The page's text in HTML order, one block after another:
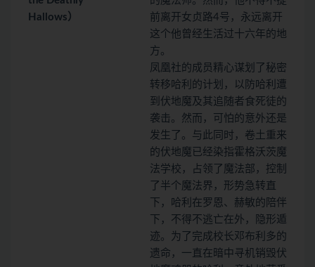
Hallows）
前离开女贞路4号，永远离开
这个他曾经生活过十六年的地
方。
凤凰社的成员精心谋划了秘密
转移哈利的计划，以防哈利遭
到伏地魔及其追随者食死徒的
袭击。然而，可怕的意外还是
发生了。与此同时，卷土重来
的伏地魔已经染指霍格沃茨魔
法学校，占领了魔法部，控制
了半个魔法界，形势急转直
下，哈利在罗恩、赫敏的陪伴
下，不得不逃亡在外，隐形遁
迹。为了完成校长邓布利多的
遗命，一直在暗中寻机销毁伏